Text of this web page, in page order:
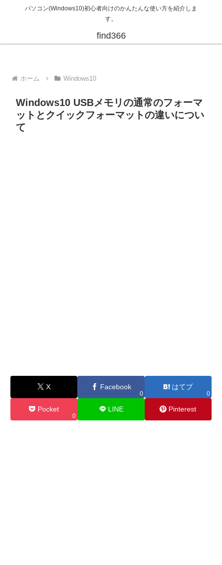
パソコン(Windows10)初心者向けのかんたんな使い方を紹介しま
す。
find366
ホーム Windows10
Windows10 USBメモリの通常のフォーマ
ットとクイックフォーマットの違いについ
て
X Facebook
0
はてブ
0
Pocket
0
LINE Pinterest